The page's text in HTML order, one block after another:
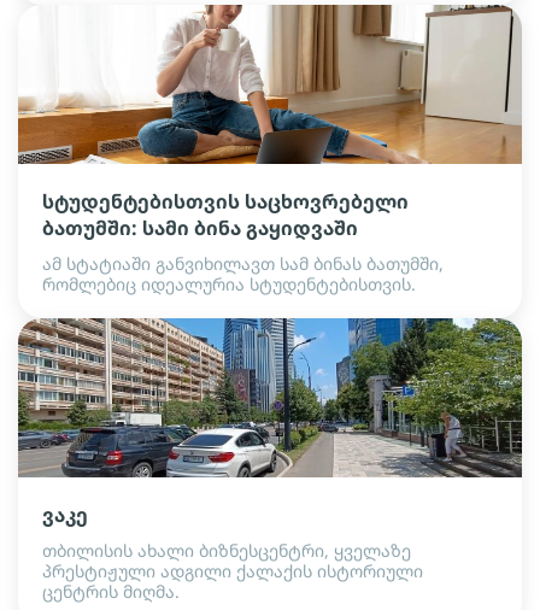
სტუდენტებისთვის საცხოვრებელი
ბათუმში: სამი ბინა გაყიდვაში
ამ სტატიაში განვიხილავთ სამ ბინას ბათუმში,
რომლებიც იდეალურია სტუდენტებისთვის.
ვაკე
თბილისის ახალი ბიზნესცენტრი, ყველაზე
პრესტიჟული ადგილი ქალაქის ისტორიული
ცენტრის მიღმა.